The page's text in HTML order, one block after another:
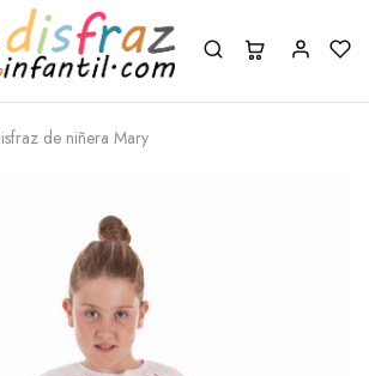
de niñera Mary